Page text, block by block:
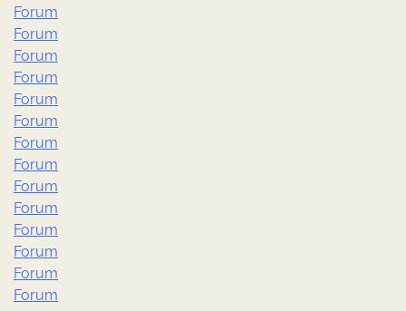
Forum
Forum
Forum
Forum
Forum
Forum
Forum
Forum
Forum
Forum
Forum
Forum
Forum
Forum